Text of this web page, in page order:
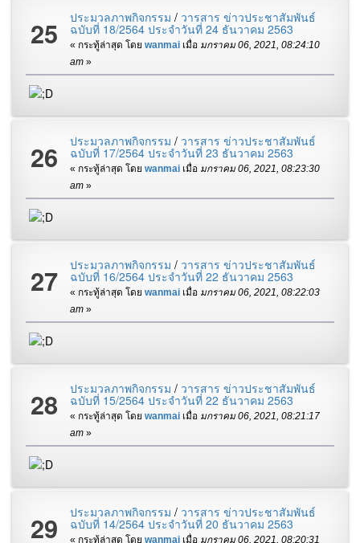
25 ประมวลภาพกิจกรรม / วารสาร ข่าวประชาสัมพันธ์
ฉบับที่ 18/2564 ประจำวันที่ 24 ธันวาคม 2563
« กระทู้ล่าสุด โดยwanmai เมื่อ มกราคม 06, 2021, 08:24:10
am »
26 ประมวลภาพกิจกรรม / วารสาร ข่าวประชาสัมพันธ์
ฉบับที่ 17/2564 ประจำวันที่ 23 ธันวาคม 2563
« กระทู้ล่าสุด โดยwanmai เมื่อ มกราคม 06, 2021, 08:23:30
am »
27 ประมวลภาพกิจกรรม / วารสาร ข่าวประชาสัมพันธ์
ฉบับที่ 16/2564 ประจำวันที่ 22 ธันวาคม 2563
« กระทู้ล่าสุด โดยwanmai เมื่อ มกราคม 06, 2021, 08:22:03
am »
28 ประมวลภาพกิจกรรม / วารสาร ข่าวประชาสัมพันธ์
ฉบับที่ 15/2564 ประจำวันที่ 22 ธันวาคม 2563
« กระทู้ล่าสุด โดยwanmai เมื่อ มกราคม 06, 2021, 08:21:17
am »
29 ประมวลภาพกิจกรรม / วารสาร ข่าวประชาสัมพันธ์
ฉบับที่ 14/2564 ประจำวันที่ 20 ธันวาคม 2563
« กระทู้ล่าสุด โดยwanmai เมื่อ มกราคม 06, 2021, 08:20:31